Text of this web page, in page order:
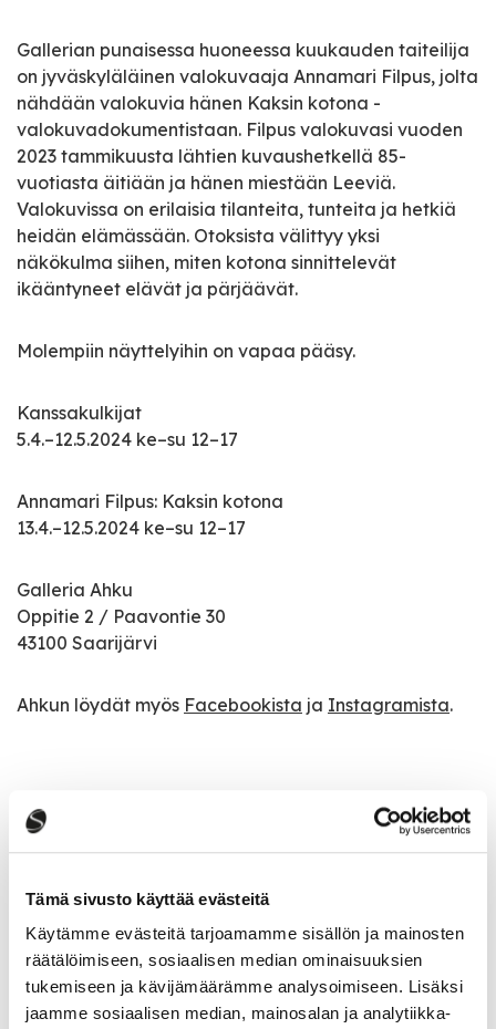
Tämä sivusto käyttää evästeitä
Käytämme evästeitä tarjoamamme sisällön ja mainosten
räätälöimiseen, sosiaalisen median ominaisuuksien
tukemiseen ja kävijämäärämme analysoimiseen. Lisäksi
jaamme sosiaalisen median, mainosalan ja analytiikka-
Gallerian punaisessa huoneessa kuukauden taiteilija
on jyväskyläläinen valokuvaaja Annamari Filpus, jolta
nähdään valokuvia hänen Kaksin kotona -
valokuvadokumentistaan. Filpus valokuvasi vuoden
2023 tammikuusta lähtien kuvaushetkellä 85-
vuotiasta äitiään ja hänen miestään Leeviä.
Valokuvissa on erilaisia tilanteita, tunteita ja hetkiä
heidän elämässään. Otoksista välittyy yksi
näkökulma siihen, miten kotona sinnittelevät
ikääntyneet elävät ja pärjäävät.
Molempiin näyttelyihin on vapaa pääsy.
Kanssakulkijat
5.4.–12.5.2024 ke–su 12–17
Annamari Filpus: Kaksin kotona
13.4.–12.5.2024 ke–su 12–17
Galleria Ahku
Oppitie 2 / Paavontie 30
43100 Saarijärvi
Ahkun löydät myös Facebookista ja Instagramista.
Tapahtumatiedot
Tapahtuman järjestäjä
Saarijärven museon ystävät ry
Tapahtumapaikka
Oppitie 2 / Paavontie 30.